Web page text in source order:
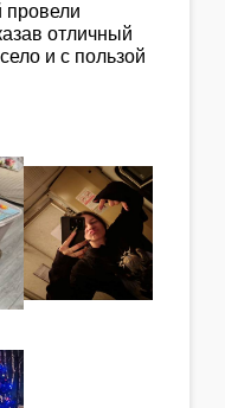
провели
отличный
и с пользой